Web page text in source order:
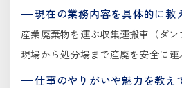
現在の業務内容を具体的に教
産業廃棄物を運ぶ収集運搬車（ダン
現場から処分場まで産廃を安全に運
仕事のやりがいや魅力を教え